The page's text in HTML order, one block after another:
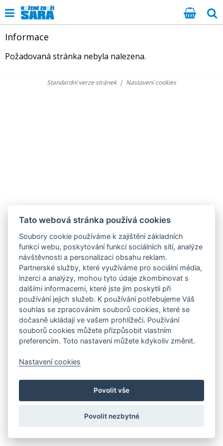
Informace
Požadovaná stránka nebyla nalezena.
Standardní verze stránek| Nastavení cookies
Tato webová stránka používá cookies
Soubory cookie používáme k zajištění základních
funkcí webu, poskytování funkcí sociálních sítí, analýze
návštěvnosti a personalizaci obsahu reklam.
Partnerské služby, které využíváme pro sociální média,
inzerci a analýzy, mohou tyto údaje zkombinovat s
dalšími informacemi, které jste jim poskytli při
používání jejich služeb. K používání potřebujeme Váš
souhlas se zpracováním souborů cookies, které se
dočasně ukládají ve vašem prohlížeči. Používání
souborů cookies můžete přizpůsobit vlastním
preferencím. Toto nastavení můžete kdykoliv změnit.
Nastavení cookies
Povolit vše
Povolit nezbytné